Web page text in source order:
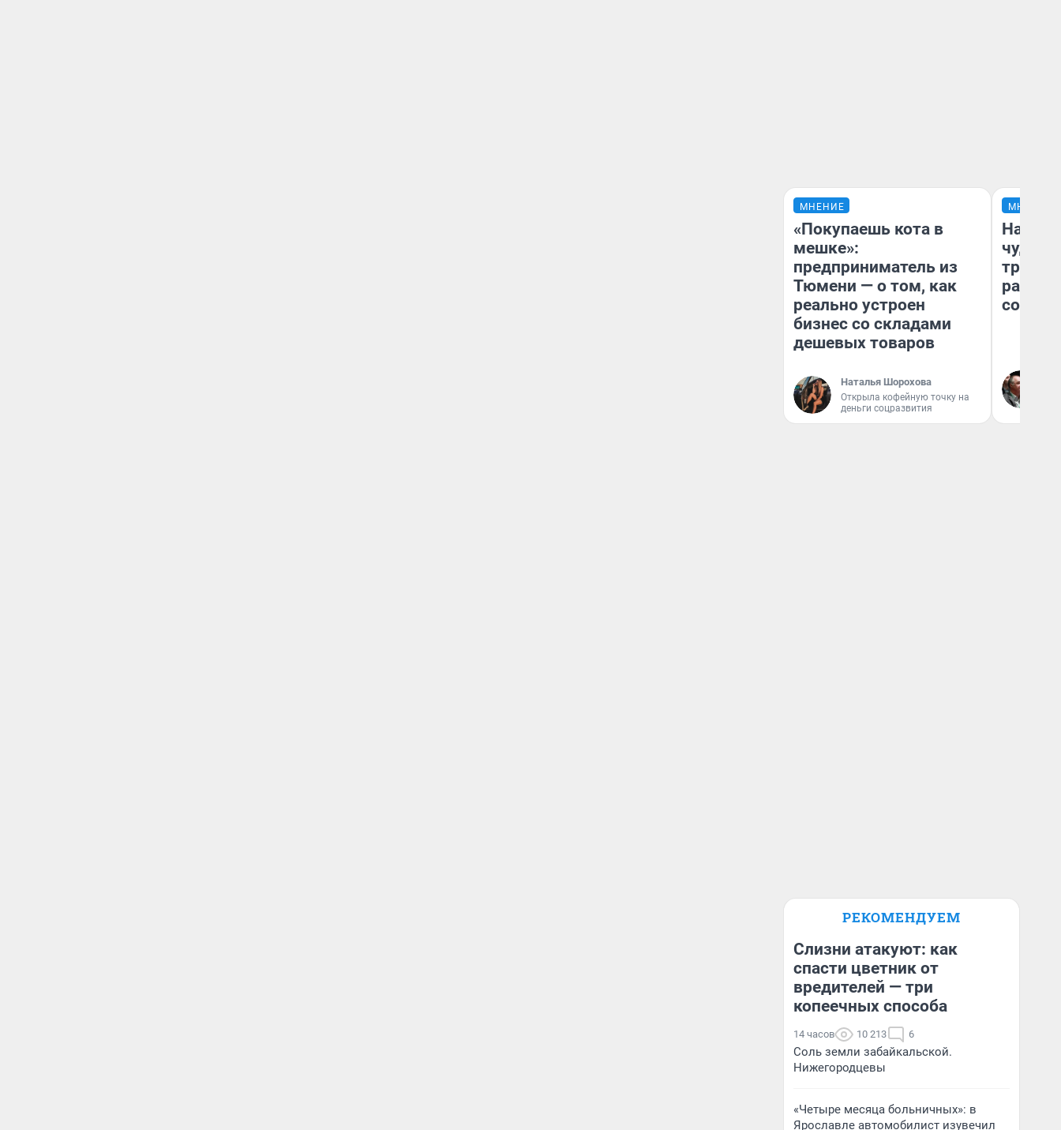
МНЕНИЕ
«Покупаешь кота в
мешке»:
предприниматель из
Тюмени — о том, как
реально устроен
бизнес со складами
дешевых товаров
Наталья Шорохова
Открыла кофейную точку на
деньги соцразвития
МНЕНИЕ
чудом
РЕКОМЕНДУЕМ
Слизни атакуют: как
спасти цветник от
вредителей — три
копеечных способа
14 часов 10 213 6
Соль земли забайкальской.
Нижегородцевы
«Четыре месяца больничных»: в
Ярославле автомобилист изувечил